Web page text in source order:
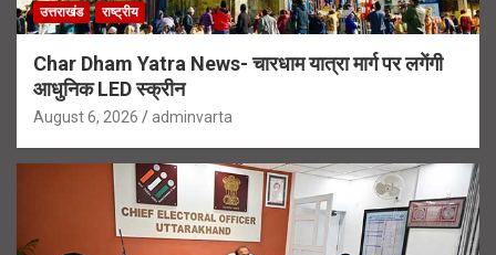
उत्तराखंड राष्ट्रीय
Char Dham Yatra News- चारधाम यात्रा मार्ग पर लगेंगी
आधुनिक LED स्क्रीन
August 6, 2026 adminvarta